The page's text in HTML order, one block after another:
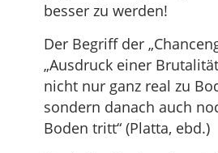
besser zu werden!
Der Begriff der
„Ausdruck einer
nicht nur ganz real zu
sondern danach auch
Boden tritt“ (Platta, ebd.)